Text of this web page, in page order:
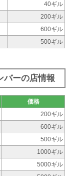
40ギル
200ギル
600ギル
500ギル
バーの店情報
価格
200ギル
600ギル
500ギル
1000ギル
5000ギル